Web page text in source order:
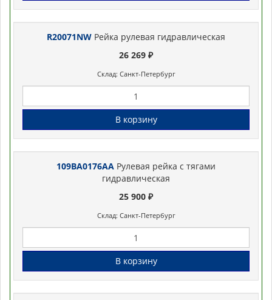
R20071NW Рейка рулевая гидравлическая
26 269 ₽
Склад: Санкт-Петербург
В корзину
109BA0176AA Рулевая рейка с тягами
гидравлическая
25 900 ₽
Склад: Санкт-Петербург
В корзину